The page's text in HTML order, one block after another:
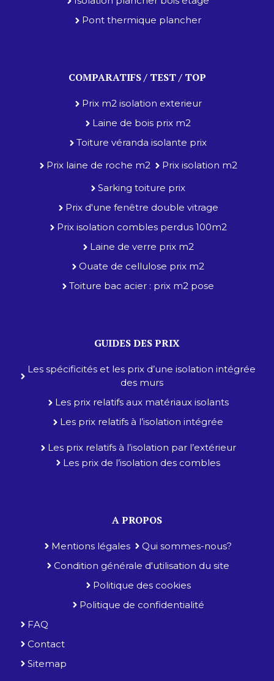
Pont thermique plancher
COMPARATIFS / TEST / TOP
Prix m2 isolation exterieur
Laine de bois prix m2
Toiture véranda isolante prix
Prix laine de roche m2
Prix isolation m2
Sarking toiture prix
Prix d'une fenêtre double vitrage
Prix isolation combles perdus 100m2
Laine de verre prix m2
Ouate de cellulose prix m2
Toiture bac acier : prix m2 pose
GUIDES DES PRIX
Les spécificités et les prix d’une isolation intégrée
des murs
Les prix relatifs aux matériaux isolants
Les prix relatifs à l’isolation intégrée
Les prix relatifs à l’isolation par l’extérieur
Les prix de l’isolation des combles
A PROPOS
Mentions légales
Qui sommes-nous?
Condition générale d'utilisation du site
Politique des cookies
Politique de confidentialité
FAQ
Contact
Sitemap